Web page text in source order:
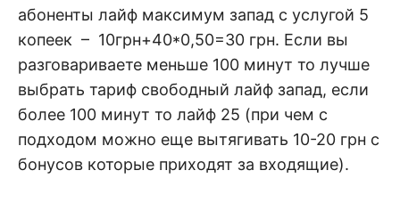
абоненты лайф максимум запад с услугой 5
копеек – 10грн+40*0,50=30 грн. Если вы
разговариваете меньше 100 минут то лучше
выбрать тариф свободный лайф запад, если
более 100 минут то лайф 25 (при чем с
подходом можно еще вытягивать 10-20 грн с
бонусов которые приходят за входящие).